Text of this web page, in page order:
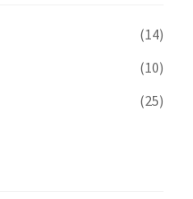
(14)
(10)
(25)